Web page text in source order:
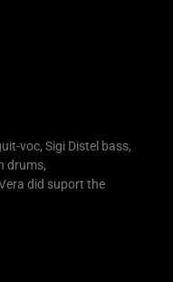
voc, Sigi Distel bass,
drums,
did suport the